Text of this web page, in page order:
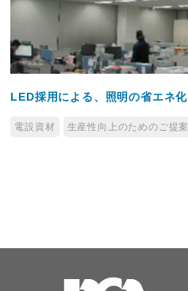
LED採用による、照明の省エネ化
電設資材 生産性向上のためのご提案